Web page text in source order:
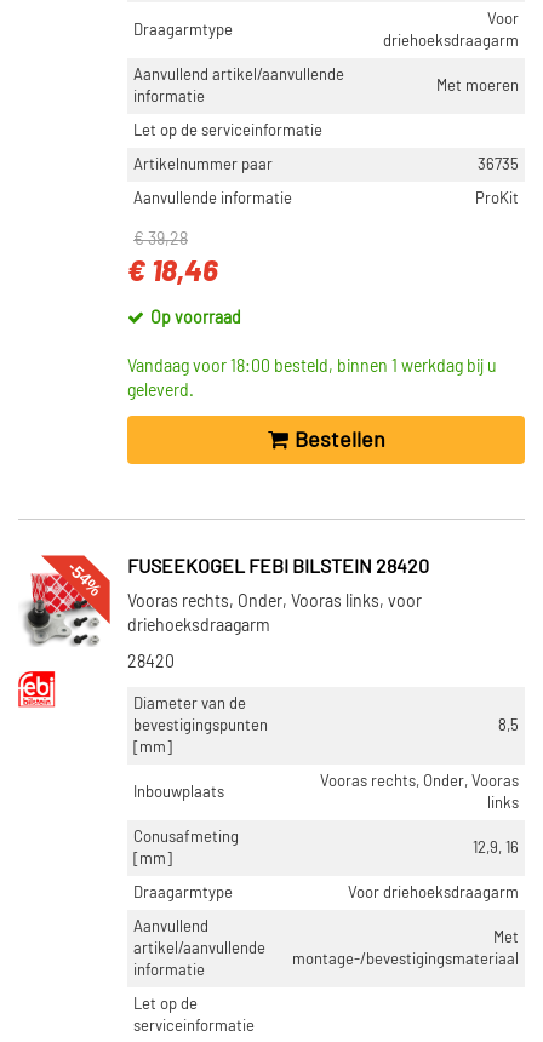
Draagarmtype
Voor
driehoeksdraagarm
Aanvullend artikel/aanvullende
informatie
Met moeren
Let op de serviceinformatie
Artikelnummer paar
36735
Aanvullende informatie
ProKit
€ 39,28
€ 18,46
Op voorraad
Vandaag voor 18:00 besteld, binnen 1 werkdag bij u
geleverd.
Bestellen
-54% FUSEEKOGEL FEBI BILSTEIN 28420
Vooras rechts, Onder, Vooras links, voor
driehoeksdraagarm
28420
Diameter van de
bevestigingspunten
[mm]
8,5
Inbouwplaats
Vooras rechts, Onder, Vooras
links
Conusafmeting
[mm]
12,9, 16
Draagarmtype
Voor driehoeksdraagarm
Aanvullend
artikel/aanvullende
informatie
Met
montage-/bevestigingsmateriaal
Let op de
serviceinformatie